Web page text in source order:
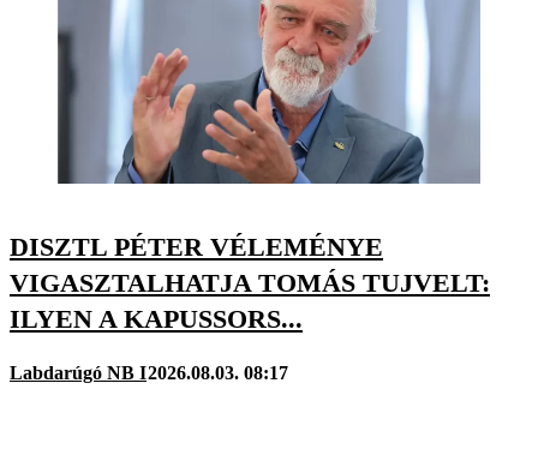
DISZTL PÉTER VÉLEMÉNYE
VIGASZTALHATJA TOMÁS TUJVELT:
ILYEN A KAPUSSORS...
Labdarúgó NB I2026.08.03. 08:17